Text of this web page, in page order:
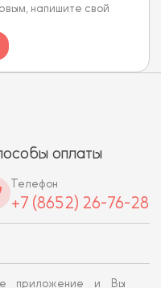
напишите свой
оплаты
Телефон
+7 (8652) 26-76-28
приложение и Вы